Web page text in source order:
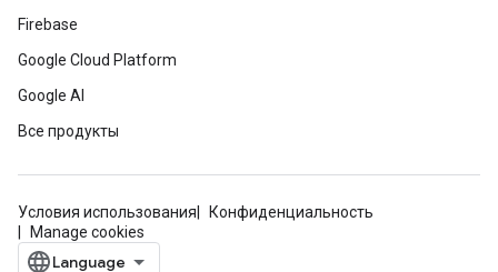
Firebase
Google Cloud Platform
Google AI
Все продукты
Условия использования
Конфиденциальность
Manage cookies